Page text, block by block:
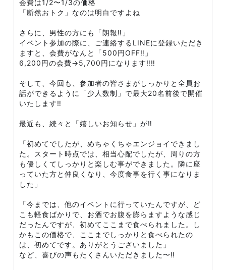
会費は1/2〜1/3の価格
「断然おトク」なのは明白ですよね
さらに、男性の方にも「朗報‼️」
イベント参加の際に、ご連絡するLINEに登録いただき
ますと、会費がなんと「500円OFF‼️」
6,200円の会費→5,700円になります‼️‼️
そして、今回も、参加者の皆さまがしっかりと全員お
話ができるように「少人数制」で最大20名前後で開催
いたします‼️
最近も、続々と「嬉しいお知らせ」が‼️
「初めてでしたが、めちゃくちゃエンジョイできまし
た。スタート時点では、相当心配でしたが、周りの方
も優しくてしっかりと楽しむ事ができました。隣に座
っていた方と仲良くなり、今度食事を行く事になりま
した」
「今までは、他のイベントに行っていたんですが、ど
こも軽食ばかりで、お酒でお腹を膨らますような感じ
だったんですが、初めてここまで食べられました。し
かもこの価格で、ここまでしっかりと食べられたの
は、初めてです。ありがとうございました」
など、喜びの声もたくさんいただきました〜‼️